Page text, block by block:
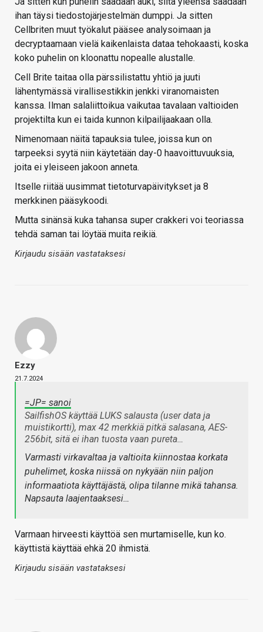
ihan täysi tiedostojärjestelmän dumppi. Ja sitten
Cellbriten muut työkalut pääsee analysoimaan ja
decryptaamaan vielä kaikenlaista dataa tehokaasti, koska
koko puhelin on kloonattu nopealle alustalle.
Cell Brite taitaa olla pärssilistattu yhtiö ja juuti
lähentymässä virallisestikkin jenkki viranomaisten
kanssa. Ilman salaliittoikua vaikutaa tavalaan valtioiden
projektilta kun ei taida kunnon kilpailijaakaan olla.
Nimenomaan näitä tapauksia tulee, joissa kun on
tarpeeksi syytä niin käytetään day-0 haavoittuvuuksia,
joita ei yleiseen jakoon anneta.
Itselle riitää uusimmat tietoturvapäivitykset ja 8
merkkinen pääsykoodi.
Mutta sinänsä kuka tahansa super crakkeri voi teoriassa
tehdä saman tai löytää muita reikiä.
Kirjaudu sisään vastataksesi
Ezzy
21.7.2024
=JP= sanoi
SailfishOS käyttää LUKS salausta (user data ja
muistikortti), max 42 merkkiä pitkä salasana, AES-
256bit, sitä ei ihan tuosta vaan pureta…
Varmasti virkavaltaa ja valtioita kiinnostaa korkata
puhelimet, koska niissä on nykyään niin paljon
informaatiota käyttäjästä, olipa tilanne mikä tahansa.
Napsauta laajentaaksesi…
Varmaan hirveesti käyttöä sen murtamiselle, kun ko.
käyttistä käyttää ehkä 20 ihmistä.
Kirjaudu sisään vastataksesi